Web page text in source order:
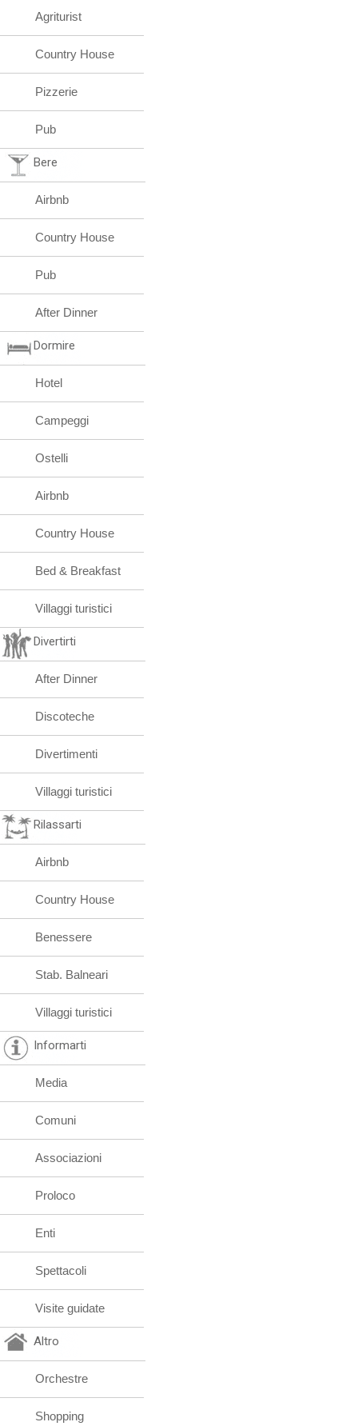
Agriturist
Country House
Pizzerie
Pub
Bere
Airbnb
Country House
Pub
After Dinner
Dormire
Hotel
Campeggi
Ostelli
Airbnb
Country House
Bed & Breakfast
Villaggi turistici
Divertirti
After Dinner
Discoteche
Divertimenti
Villaggi turistici
Rilassarti
Airbnb
Country House
Benessere
Stab. Balneari
Villaggi turistici
Informarti
Media
Comuni
Associazioni
Proloco
Enti
Spettacoli
Visite guidate
Altro
Orchestre
Shopping